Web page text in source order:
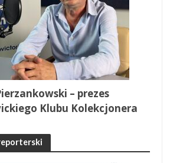
– prezes
Klubu Kolekcjonera